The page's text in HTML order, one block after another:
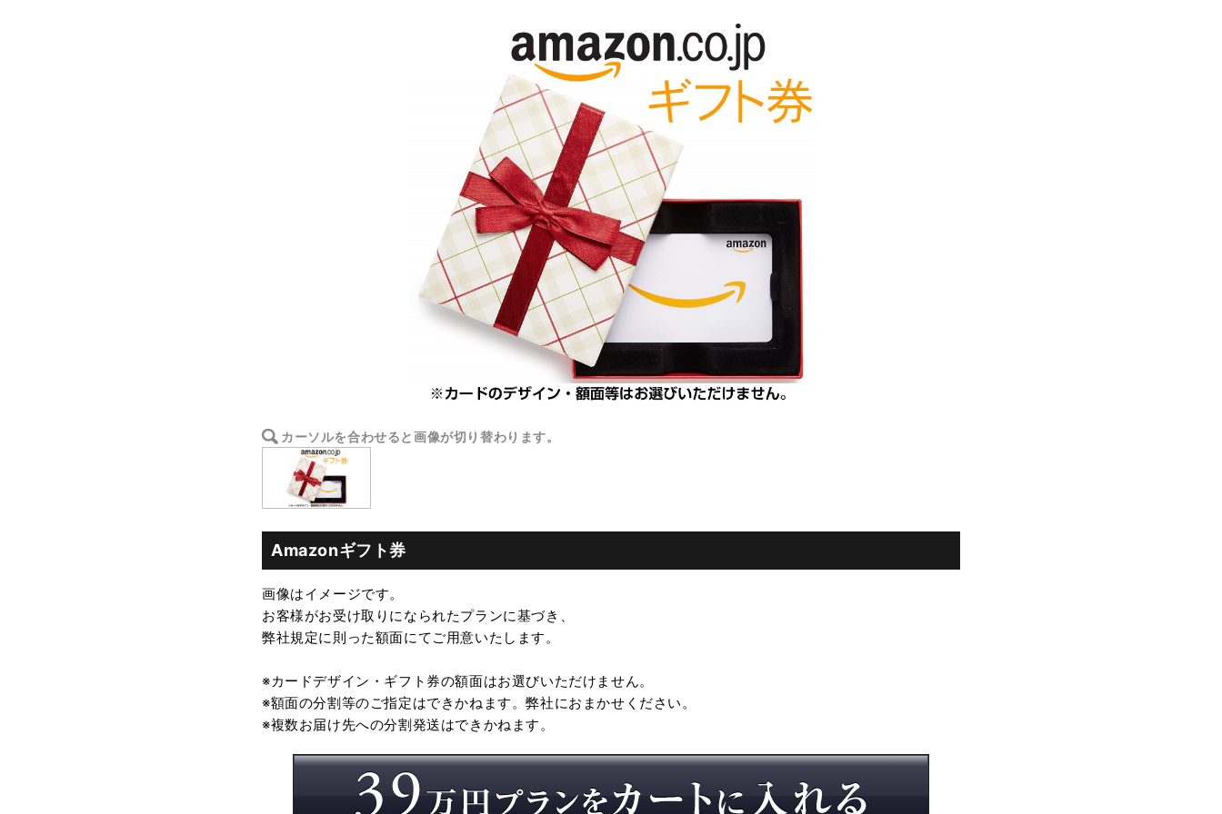
カーソルを合わせると画像が切り替わります。
Amazonギフト券
画像はイメージです。
お客様がお受け取りになられたプランに基づき、
弊社規定に則った額面にてご用意いたします。
※カードデザイン・ギフト券の額面はお選びいただけません。
※額面の分割等のご指定はできかねます。弊社におまかせください。
※複数お届け先への分割発送はできかねます。